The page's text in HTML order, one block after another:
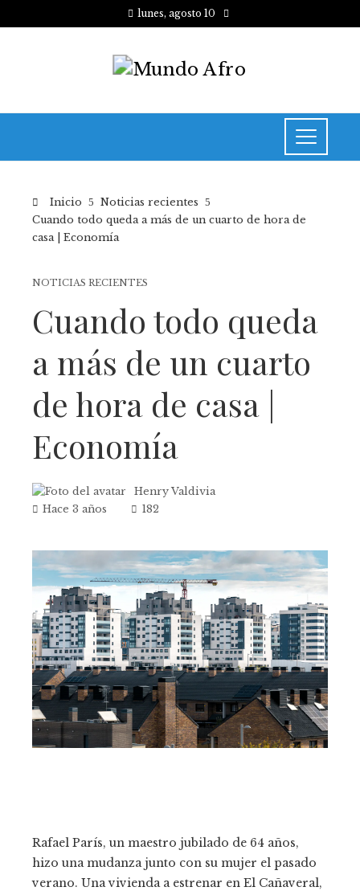
lunes, agosto 10
Inicio
Noticias recientes
Cuando todo queda a más de un cuarto de hora de
casa | Economía
NOTICIAS RECIENTES
Cuando todo queda
a más de un cuarto
de hora de casa |
Economía
Henry Valdivia
Hace 3 años
182
Rafael París, un maestro jubilado de 64 años,
hizo una mudanza junto con su mujer el pasado
verano. Una vivienda a estrenar en El Cañaveral,